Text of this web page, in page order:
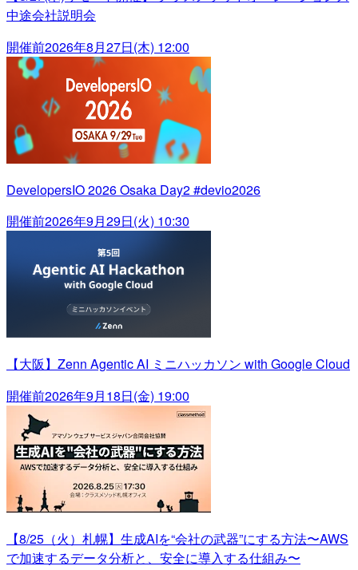
中途会社説明会
開催前2026年8月27日(木) 12:00
DevelopersIO 2026 Osaka Day2 #devio2026
開催前2026年9月29日(火) 10:30
【大阪】Zenn Agentic AI ミニハッカソン with Google Cloud
開催前2026年9月18日(金) 19:00
【8/25（火）札幌】生成AIを“会社の武器”にする方法〜AWS
で加速するデータ分析と、安全に導入する仕組み〜